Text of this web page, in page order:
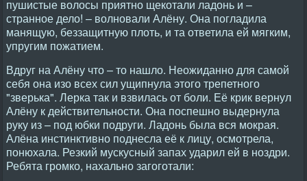
пушистые волосы приятно щекотали ладонь и –
странное дело! – волновали Алёну. Она погладила
манящую, беззащитную плоть, и та ответила ей мягким,
упругим пожатием.
Вдруг на Алёну что – то нашло. Неожиданно для самой
себя она изо всех сил ущипнула этого трепетного
"зверька". Лерка так и взвилась от боли. Её крик вернул
Алёну к действительности. Она поспешно выдернула
руку из – под юбки подруги. Ладонь была вся мокрая.
Алёна инстинктивно поднесла её к лицу, осмотрела,
понюхала. Резкий мускусный запах ударил ей в ноздри.
Ребята громко, нахально загоготали: